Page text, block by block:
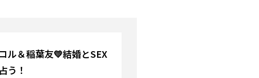
ル＆稲葉友💛結婚とSEX
う！